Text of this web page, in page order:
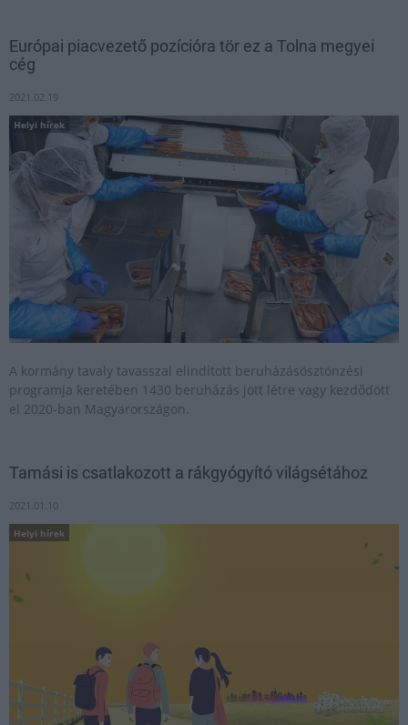
Európai piacvezető pozícióra tör ez a Tolna megyei
cég
2021.02.19
Helyi hírek
A kormány tavaly tavasszal elindított beruházásösztönzési
programja keretében 1430 beruházás jött létre vagy kezdődött
el 2020-ban Magyarországon.
Tamási is csatlakozott a rákgyógyító világsétához
2021.01.10
Helyi hírek